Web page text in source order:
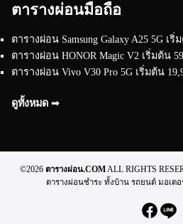
ตารางผ่อนมือถือ
ตารางผ่อน Samsung Galaxy A25 5G เ
ตารางผ่อน HONOR Magic V2 เริ่มต้น
ตารางผ่อน Vivo V30 Pro 5G เริ่มต้น
ดูทั้งหมด ➟
©2026 ตารางผ่อน.COM ALL RIGHTS
ตารางผ่อนชำระ ทั้งบ้าน รถยนต์ มอเต